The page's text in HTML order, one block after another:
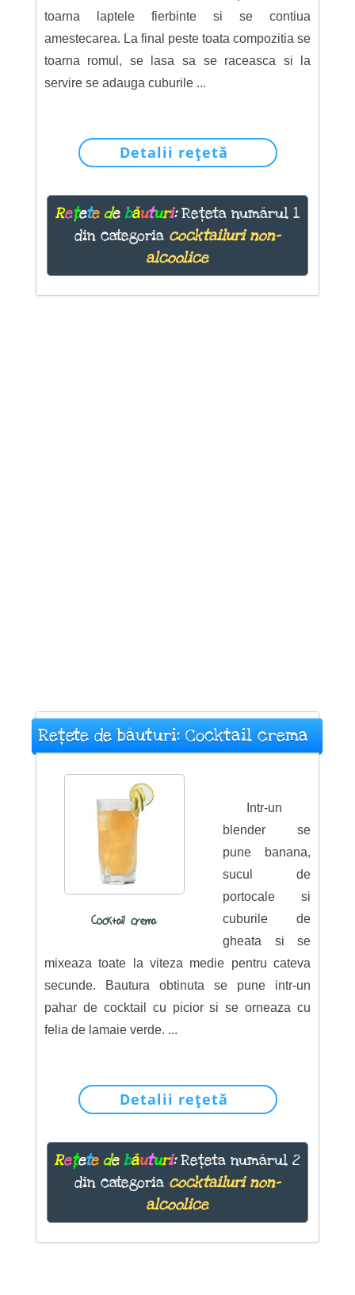
toarna laptele fierbinte si se contiua
amestecarea. La final peste toata compozitia se
toarna romul, se lasa sa se raceasca si la
servire se adauga cuburile ...
Detalii rețetă
Rețete de băuturi:Rețeta numărul 1
din categoria cocktailuri non-
alcoolice
Rețete de băuturi: Cocktail crema
Cocktail crema
Intr-un
blender se
pune banana,
sucul de
portocale si
cuburile de
gheata si se
mixeaza toate la viteza medie pentru cateva
secunde. Bautura obtinuta se pune intr-un
pahar de cocktail cu picior si se orneaza cu
felia de lamaie verde. ...
Detalii rețetă
Rețete de băuturi:Rețeta numărul 2
din categoria cocktailuri non-
alcoolice